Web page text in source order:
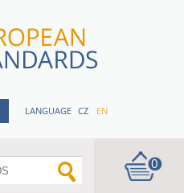
LANGUAGE CZ EN
0